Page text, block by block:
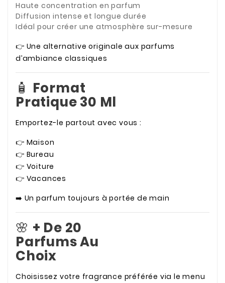
Haute concentration en parfum
Diffusion intense et longue durée
Idéal pour créer une atmosphère sur-mesure
👉 Une alternative originale aux parfums
d’ambiance classiques
🧴 Format
Pratique 30 Ml
Emportez-le partout avec vous :
👉 Maison
👉 Bureau
👉 Voiture
👉 Vacances
➡️ Un parfum toujours à portée de main
🌸 + De 20
Parfums Au
Choix
Choisissez votre fragrance préférée via le menu